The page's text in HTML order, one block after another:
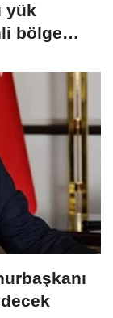
yük
bölgeye